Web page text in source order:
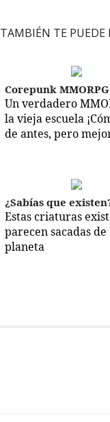
TAMBIÉN TE PUEDE
Corepunk MMORPG
Un verdadero
la vieja escuela
de antes, pero
¿Sabías que
Estas criaturas
parecen sacadas
planeta